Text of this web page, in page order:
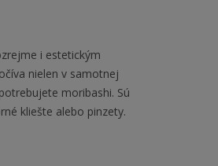
i estetickým
nielen v samotnej
moribashi. Sú
kliešte alebo pinzety.